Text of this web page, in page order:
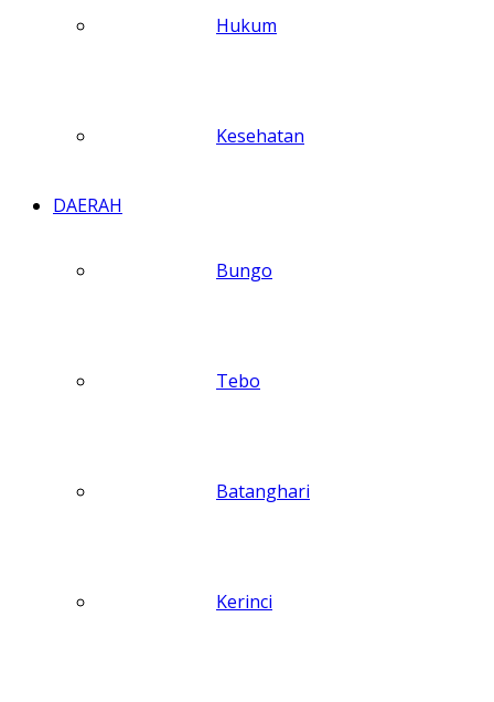
Hukum
Kesehatan
DAERAH
Bungo
Tebo
Batanghari
Kerinci